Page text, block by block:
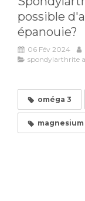
possible
épanouie?
06 Fév 2024
spondylarthrite
oméga 3
magnesium